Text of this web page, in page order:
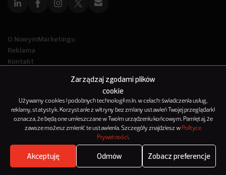
Zarządzaj zgodami plików
cookie
Używamy cookies i podobnych technologii m.in. w celach: świadczenia usług,
reklamy, statystyk. Korzystanie z witryny bez zmiany ustawień Twojej przeglądarki
oznacza, że będą one umieszczane w Twoim urządzeniu końcowym. Pamiętaj, że
zawsze możesz zmienić te ustawienia. Szczegóły znajdziesz w Polityce
Prywatności.
Akceptuję Odmów Zobacz preferencje
Where's the beef?
O NowymMarketingu
Reklama
Kontakt
© 2012-2025
NowyMarketing jest marką 143Media Sp. z o.o.